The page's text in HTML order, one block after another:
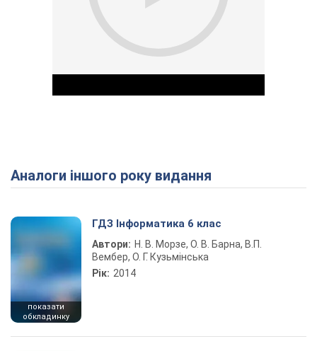
Play Video
Аналоги іншого року видання
показати
обкладинку
ГДЗ Інформатика 6 клас
Автори: Н. В. Морзе, О. В. Барна, В.П.
Вембер, О. Г. Кузьмінська
Рік: 2014